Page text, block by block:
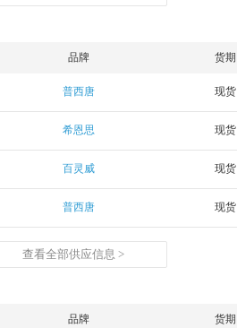
品牌 货期
普西唐 现货
希恩思 现货
百灵威 现货
普西唐 现货
查看全部供应信息 >
品牌 货期